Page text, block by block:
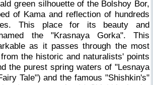
green silhouette of the Bolshoy Bor,
of Kama and reflection of hundreds
This place for its beauty and
the "Krasnaya Gorka". This
as it passes through the most
the historic and naturalists' points
the purest spring waters of "Lesnaya
Tale") and the famous "Shishkin's"